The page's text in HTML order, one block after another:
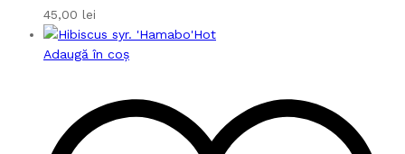
45,00 lei
Hot
Adaugă în coș